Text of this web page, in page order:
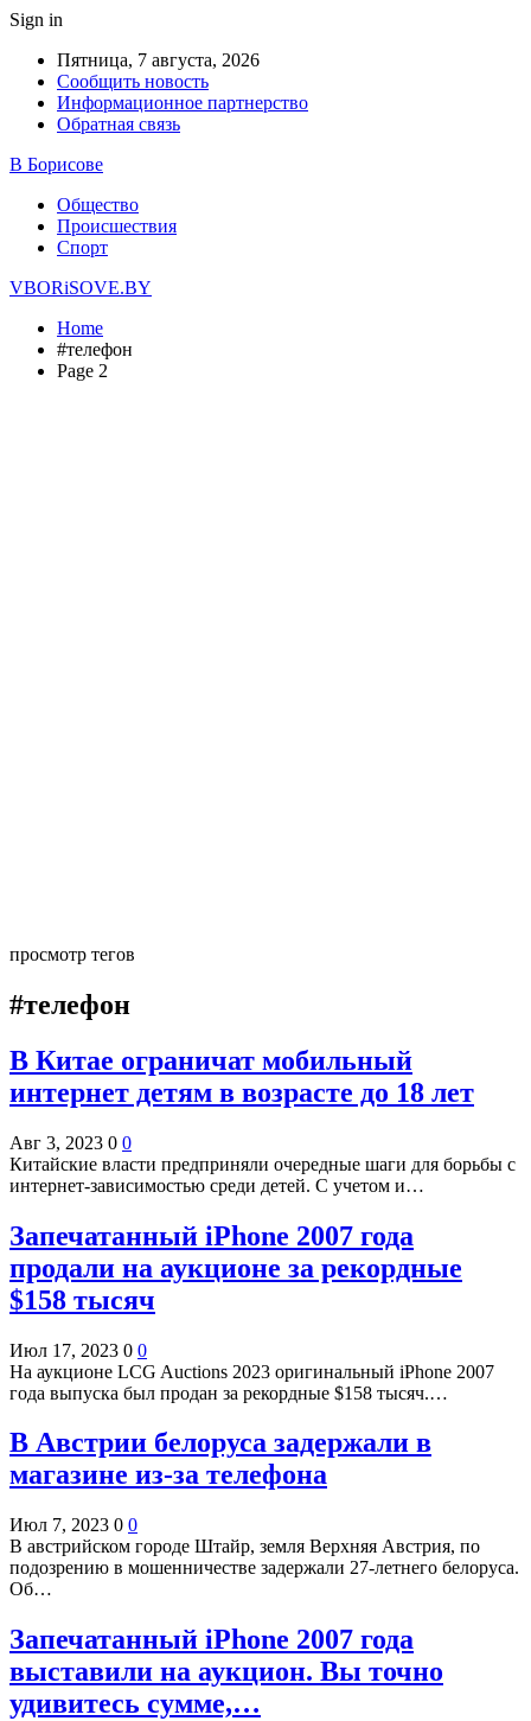
Sign in
Пятница, 7 августа, 2026
Сообщить новость
Информационное партнерство
Обратная связь
В Борисове
Общество
Происшествия
Спорт
VBORiSOVE.BY
Home
#телефон
Page 2
просмотр тегов
#телефон
В Китае ограничат мобильный
интернет детям в возрасте до 18 лет
Авг 3, 2023 0 0
Китайские власти предприняли очередные шаги для борьбы с
интернет-зависимостью среди детей. С учетом и…
Запечатанный iPhone 2007 года
продали на аукционе за рекордные
$158 тысяч
Июл 17, 2023 0 0
На аукционе LCG Auctions 2023 оригинальный iPhone 2007
года выпуска был продан за рекордные $158 тысяч.…
В Австрии белоруса задержали в
магазине из-за телефона
Июл 7, 2023 0 0
В австрийском городе Штайр, земля Верхняя Австрия, по
подозрению в мошенничестве задержали 27-летнего белоруса.
Об…
Запечатанный iPhone 2007 года
выставили на аукцион. Вы точно
удивитесь сумме,…